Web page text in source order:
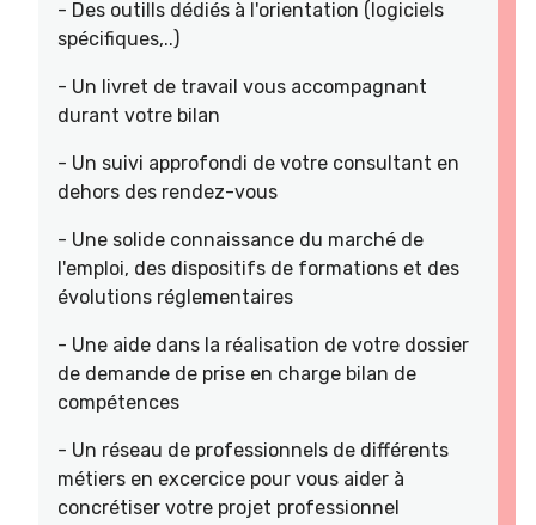
- Des outills dédiés à l'orientation (logiciels
spécifiques,..)
- Un livret de travail vous accompagnant
durant votre bilan
- Un suivi approfondi de votre consultant en
dehors des rendez-vous
- Une solide connaissance du marché de
l'emploi, des dispositifs de formations et des
évolutions réglementaires
- Une aide dans la réalisation de votre dossier
de demande de prise en charge bilan de
compétences
- Un réseau de professionnels de différents
métiers en excercice pour vous aider à
concrétiser votre projet professionnel